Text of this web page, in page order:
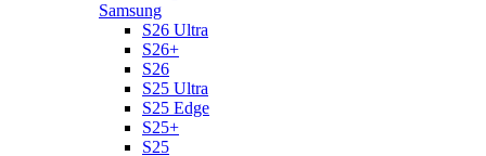
Samsung
S26 Ultra
S26+
S26
S25 Ultra
S25 Edge
S25+
S25